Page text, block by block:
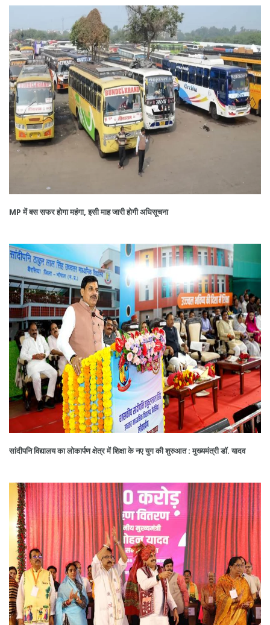
MP में बस सफर होगा महंगा, इसी माह जारी होगी अधिसूचना
सांदीपनि विद्यालय का लोकार्पण क्षेत्र में शिक्षा के नए युग की शुरुआत : मुख्यमंत्री डॉ. यादव